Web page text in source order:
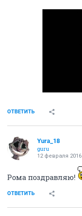
ОТВЕТИТЬ
Yura_18
guru
12 февраля 2016
Рома поздравляю!
ОТВЕТИТЬ